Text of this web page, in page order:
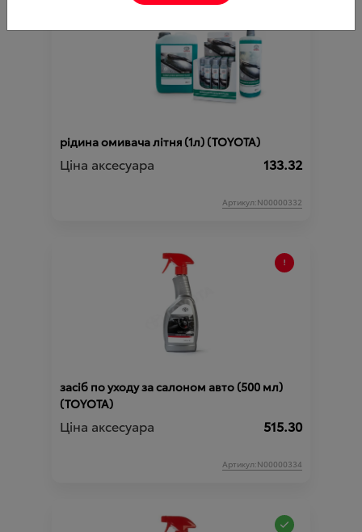
рідина омивача літня (1л) (TOYOTA)
Ціна аксесуара 133.32
Артикул:N00000332
засіб по уходу за салоном авто (500 мл)
(TOYOTA)
Ціна аксесуара 515.30
Артикул:N00000334